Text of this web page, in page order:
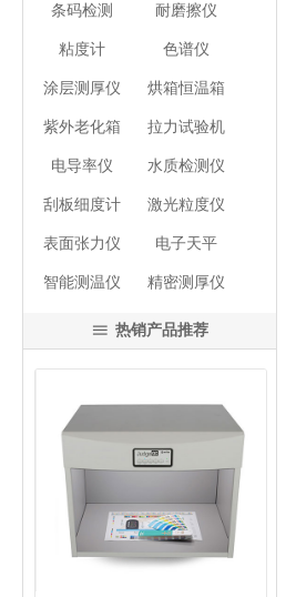
条码检测
电导率仪
耐磨擦仪
粘度计
ꁔ 热销产品推荐
涂层测厚仪
紫外老化箱
烘箱恒温箱
色谱仪
水质检测仪
拉力试验机
刮板细度计 激光粒度仪
表面张力仪 电子天平
智能测温仪 精密测厚仪